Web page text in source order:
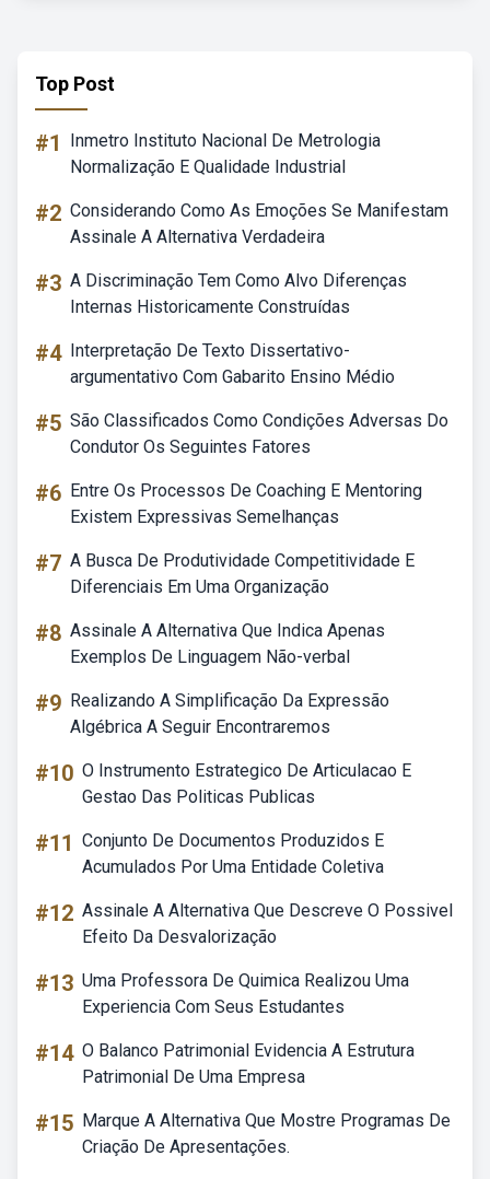
Top Post
#1
Inmetro Instituto Nacional De Metrologia
Normalização E Qualidade Industrial
#2 Considerando Como As Emoções Se Manifestam
Assinale A Alternativa Verdadeira
#3 A Discriminação Tem Como Alvo Diferenças
Internas Historicamente Construídas
#4 Interpretação De Texto Dissertativo-
argumentativo Com Gabarito Ensino Médio
#5 São Classificados Como Condições Adversas Do
Condutor Os Seguintes Fatores
#6 Entre Os Processos De Coaching E Mentoring
Existem Expressivas Semelhanças
#7 A Busca De Produtividade Competitividade E
Diferenciais Em Uma Organização
#8 Assinale A Alternativa Que Indica Apenas
Exemplos De Linguagem Não-verbal
#9 Realizando A Simplificação Da Expressão
Algébrica A Seguir Encontraremos
#10 O Instrumento Estrategico De Articulacao E
Gestao Das Politicas Publicas
#11 Conjunto De Documentos Produzidos E
Acumulados Por Uma Entidade Coletiva
#12 Assinale A Alternativa Que Descreve O Possivel
Efeito Da Desvalorização
#13 Uma Professora De Quimica Realizou Uma
Experiencia Com Seus Estudantes
#14 O Balanco Patrimonial Evidencia A Estrutura
Patrimonial De Uma Empresa
#15 Marque A Alternativa Que Mostre Programas De
Criação De Apresentações.